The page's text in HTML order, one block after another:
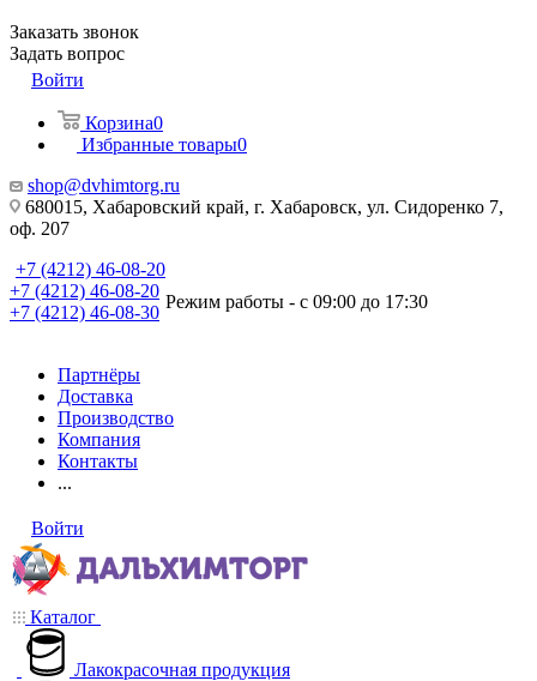
Заказать звонок
Задать вопрос
Войти
Корзина0
Избранные товары0
shop@dvhimtorg.ru
680015, Хабаровский край, г. Хабаровск, ул. Сидоренко 7,
оф. 207
+7 (4212) 46-08-20
+7 (4212) 46-08-20
+7 (4212) 46-08-30
Режим работы - с 09:00 до 17:30
Партнёры
Доставка
Производство
Компания
Контакты
...
Войти
Каталог
Лакокрасочная продукция